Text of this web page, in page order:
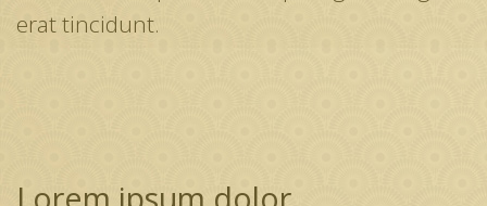
erat tincidunt.